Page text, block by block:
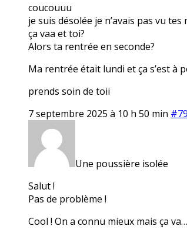
coucouuu
je suis désolée je n’avais pas vu tes
ça vaa et toi?
Alors ta rentrée en seconde?
Ma rentrée était lundi et ça s’est à
prends soin de toii
7 septembre 2025 à 10 h 50 min
Une poussière isolée
Salut !
Pas de problème !
Cool ! On a connu mieux mais ça